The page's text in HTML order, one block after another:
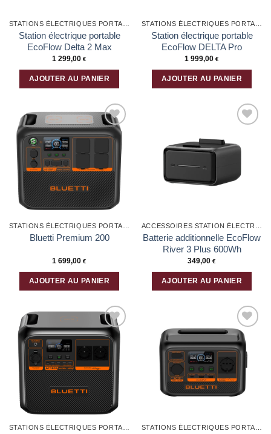
produit
Station électrique portable
EcoFlow Delta 2 Max
1 299,00 €
AJOUTER AU PANIER
Station électrique portable
EcoFlow DELTA Pro
1 999,00 €
AJOUTER AU PANIER
Ajouter
d’envies
Bluetti Premium 200
1 699,00 €
AJOUTER AU PANIER
à la liste
Batterie additionnelle EcoFlow
River 3 Plus 600Wh
349,00 €
AJOUTER AU PANIER
Ajouter
à la liste
d’envies
STATIONS ÉLECTRIQUES PORTABLES
Ajouter
à la liste
d’envies
STATIONS ÉLECTRIQUES PORTABLES